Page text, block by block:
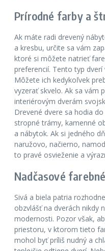
Prírodné farby a
Ak máte radi drevený
a kresbu, určite sa vám
ktoré si môžete natrieť
preferencií. Tento typ
Môžete ich kedykoľvek
vyzerať skvelo. Ak sa vám
interiérovým dverám
Drevené dvere sa hodia
stropné trámy, kamenné
a nábytok. Ak si jedného
naružovo, načierno,
to pravé osvieženie a
Nadčasové
Sivá a biela patria
obzvlášť na dverách nikdy
modernosti. Pozor však,
priestoru, v ktorom tieto
mohol byť príliš nudný a